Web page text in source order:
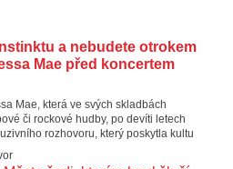
a nebudete otrokem
Mae před koncertem
Mae, která ve svých skladbách
či rockové hudby, po devíti letech
rozhovoru, který poskytla kultu